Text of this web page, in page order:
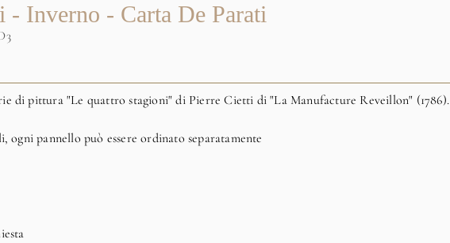
- Inverno - Carta De Parati
di pittura "Le quattro stagioni" di Pierre Cietti di "La Manufacture Reveillon" (1786).
ogni pannello può essere ordinato separatamente